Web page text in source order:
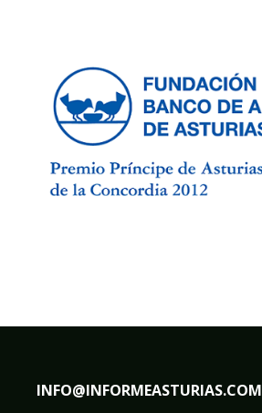
INFO@INFORMEASTURIAS.COM